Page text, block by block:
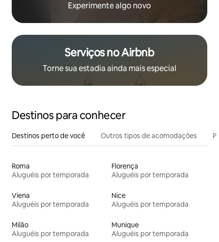
Experimente algo novo
Serviços no Airbnb
Torne sua estadia ainda mais especial
Destinos para conhecer
Destinos perto de você Outros tipos de acomodações
Roma
Aluguéis por temporada
Florença
Aluguéis por temporada
Viena
Aluguéis por temporada
Nice
Aluguéis por temporada
Milão
Aluguéis por temporada
Munique
Aluguéis por temporada